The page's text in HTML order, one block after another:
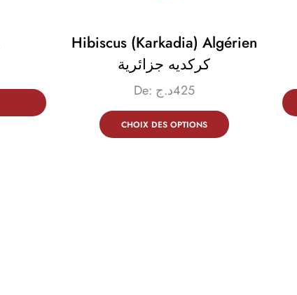
Hibiscus (karkadia) Algérien
كركديه جزائرية
De: 425د.ج
CHOIX DES OPTIONS